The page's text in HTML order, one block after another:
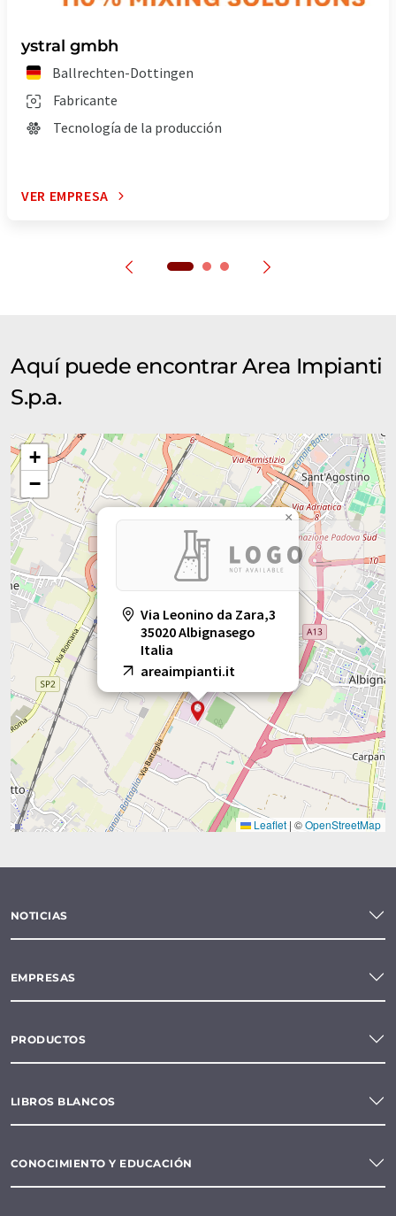
ystral gmbh
Ballrechten-Dottingen
Fabricante
Tecnología de la producción
VER EMPRESA
Aquí puede encontrar Area Impianti
S.p.a.
Via Leonino da Zara,3
35020 Albignasego
Italia
areaimpianti.it
×
+
−
Leaflet | ©OpenStreetMap
NOTICIAS
EMPRESAS
PRODUCTOS
LIBROS BLANCOS
CONOCIMIENTO Y EDUCACIÓN